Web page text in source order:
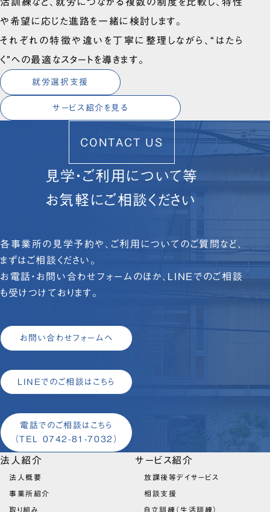
活訓練など、就労につながる複数の制度を比較し、特性
や希望に応じた進路を一緒に検討します。
それぞれの特徴や違いを丁寧に整理しながら、“はたら
く”への最適なスタートを導きます。
就労選択支援
サービス紹介を見る
CONTACT US
見学・ご利用について等
お気軽にご相談ください
各事業所の見学予約や、ご利用についてのご質問など、
まずはご相談ください。
お電話・お問い合わせフォームのほか、LINEでのご相談
も受けつけております。
お問い合わせフォームへ
LINEでのご相談はこちら
電話でのご相談はこちら
（TEL 0742-81-7032）
法人紹介
法人概要
事業所紹介
取り組み
サービス紹介
放課後等デイサービス
相談支援
自立訓練（生活訓練）